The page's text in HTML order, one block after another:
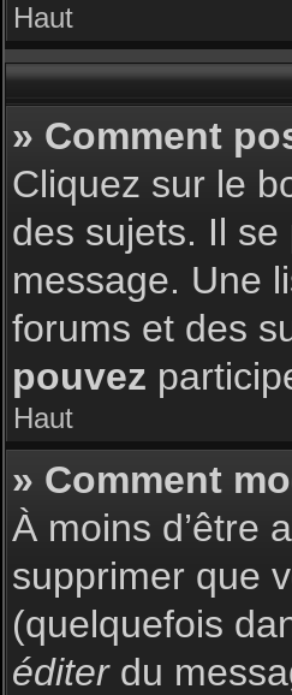
Haut
» Comment
Cliquez sur le
des sujets. Il
message. Une
forums et des
pouvez
Haut
» Comment
À moins d’être
supprimer que
(quelquefois
éditerdu